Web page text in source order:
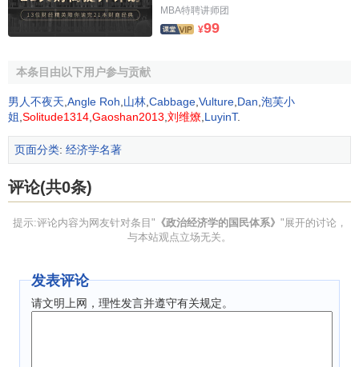
外部链接
MBA特聘讲师团
¥99
本条目由以下用户参与贡献
男人不夜天 Angle Roh 山林 Cabbage Vulture Dan 泡芙小
姐 Solitude1314 Gaoshan2013 刘维燎 LuyinT.
页面分类: 经济学名著
评论(共0条)
提示:评论内容为网友针对条目" 《政治经济学的国民体系》 "展开的讨论，
与本站观点立场无关。
发表评论
请文明上网，理性发言并遵守有关规定。